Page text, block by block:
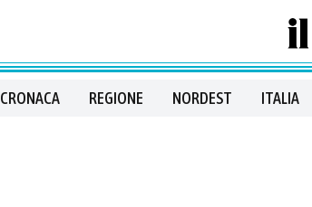
CRONACA REGIONE NORDEST ITALIA